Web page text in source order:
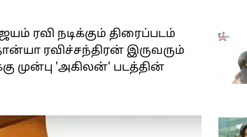
ரவி நடிக்கும் திரைப்படம்
ரவிச்சந்திரன் இருவரும்
முன்பு 'அகிலன்' படத்தின்